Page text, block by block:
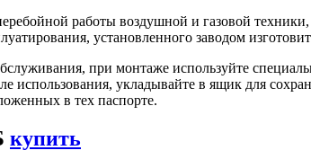
работы воздушной и газовой
установленного заводом
при монтаже используйте
использования, укладывайте в ящик для
в тех паспорте.
купить